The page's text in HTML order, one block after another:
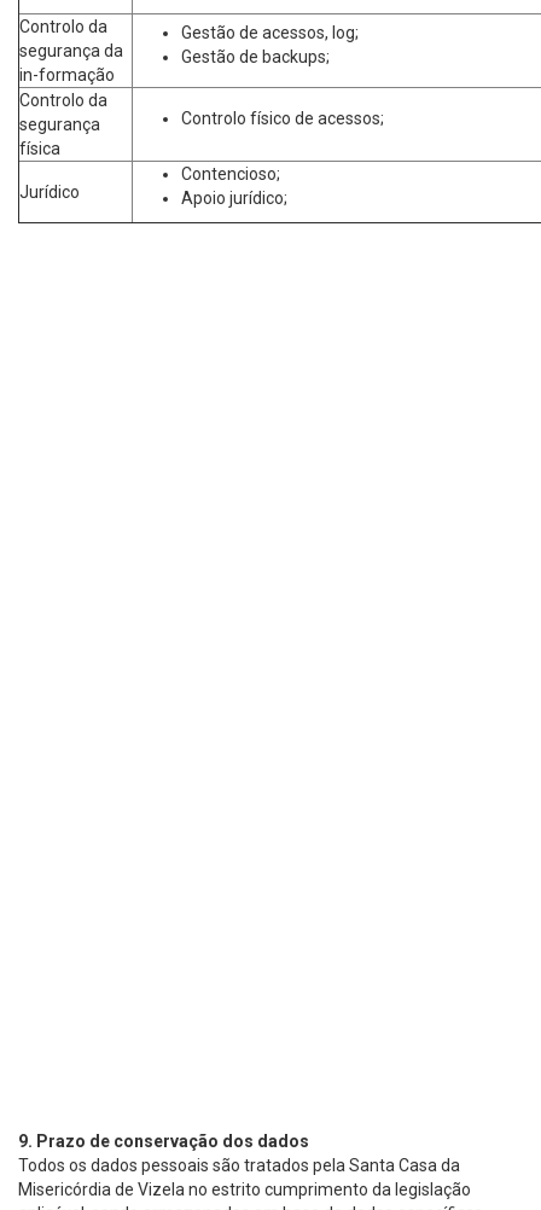
Controlo da
segurança da
in-formação
Gestão de acessos, log;
Gestão de backups;
Controlo da
segurança
física
Controlo físico de acessos;
Jurídico
Contencioso;
Apoio jurídico;
9. Prazo de conservação dos dados
Todos os dados pessoais são tratados pela Santa Casa da
Misericórdia de Vizela no estrito cumprimento da legislação